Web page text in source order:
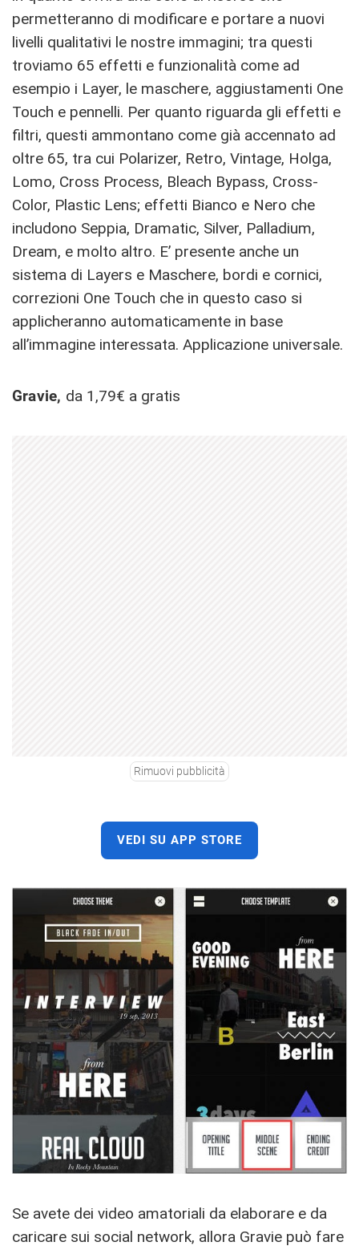
permetteranno di modificare e portare a nuovi
livelli qualitativi le nostre immagini; tra questi
troviamo 65 effetti e funzionalità come ad
esempio i Layer, le maschere, aggiustamenti One
Touch e pennelli. Per quanto riguarda gli effetti e
filtri, questi ammontano come già accennato ad
oltre 65, tra cui Polarizer, Retro, Vintage, Holga,
Lomo, Cross Process, Bleach Bypass, Cross-
Color, Plastic Lens; effetti Bianco e Nero che
includono Seppia, Dramatic, Silver, Palladium,
Dream, e molto altro. E’ presente anche un
sistema di Layers e Maschere, bordi e cornici,
correzioni One Touch che in questo caso si
applicheranno automaticamente in base
all’immagine interessata. Applicazione universale.
Gravie, da 1,79€ a gratis
Rimuovi pubblicità
VEDI SU APP STORE
Se avete dei video amatoriali da elaborare e da
caricare sui social network, allora Gravie può fare